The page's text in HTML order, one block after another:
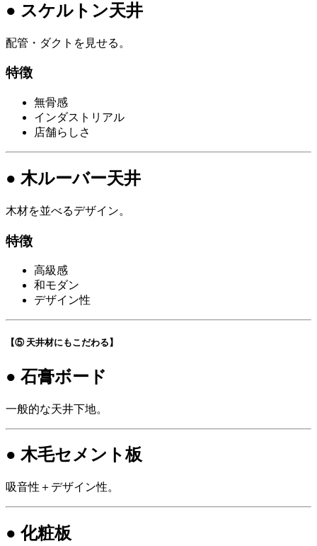
● スケルトン天井
配管・ダクトを見せる。
特徴
無骨感
インダストリアル
店舗らしさ
● 木ルーバー天井
木材を並べるデザイン。
特徴
高級感
和モダン
デザイン性
【⑤ 天井材にもこだわる】
● 石膏ボード
一般的な天井下地。
● 木毛セメント板
吸音性＋デザイン性。
● 化粧板